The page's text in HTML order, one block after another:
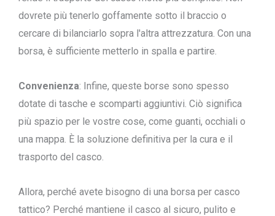
dovrete più tenerlo goffamente sotto il braccio o
cercare di bilanciarlo sopra l'altra attrezzatura. Con una
borsa, è sufficiente metterlo in spalla e partire.
Convenienza: Infine, queste borse sono spesso
dotate di tasche e scomparti aggiuntivi. Ciò significa
più spazio per le vostre cose, come guanti, occhiali o
una mappa. È la soluzione definitiva per la cura e il
trasporto del casco.
Allora, perché avete bisogno di una borsa per casco
tattico? Perché mantiene il casco al sicuro, pulito e